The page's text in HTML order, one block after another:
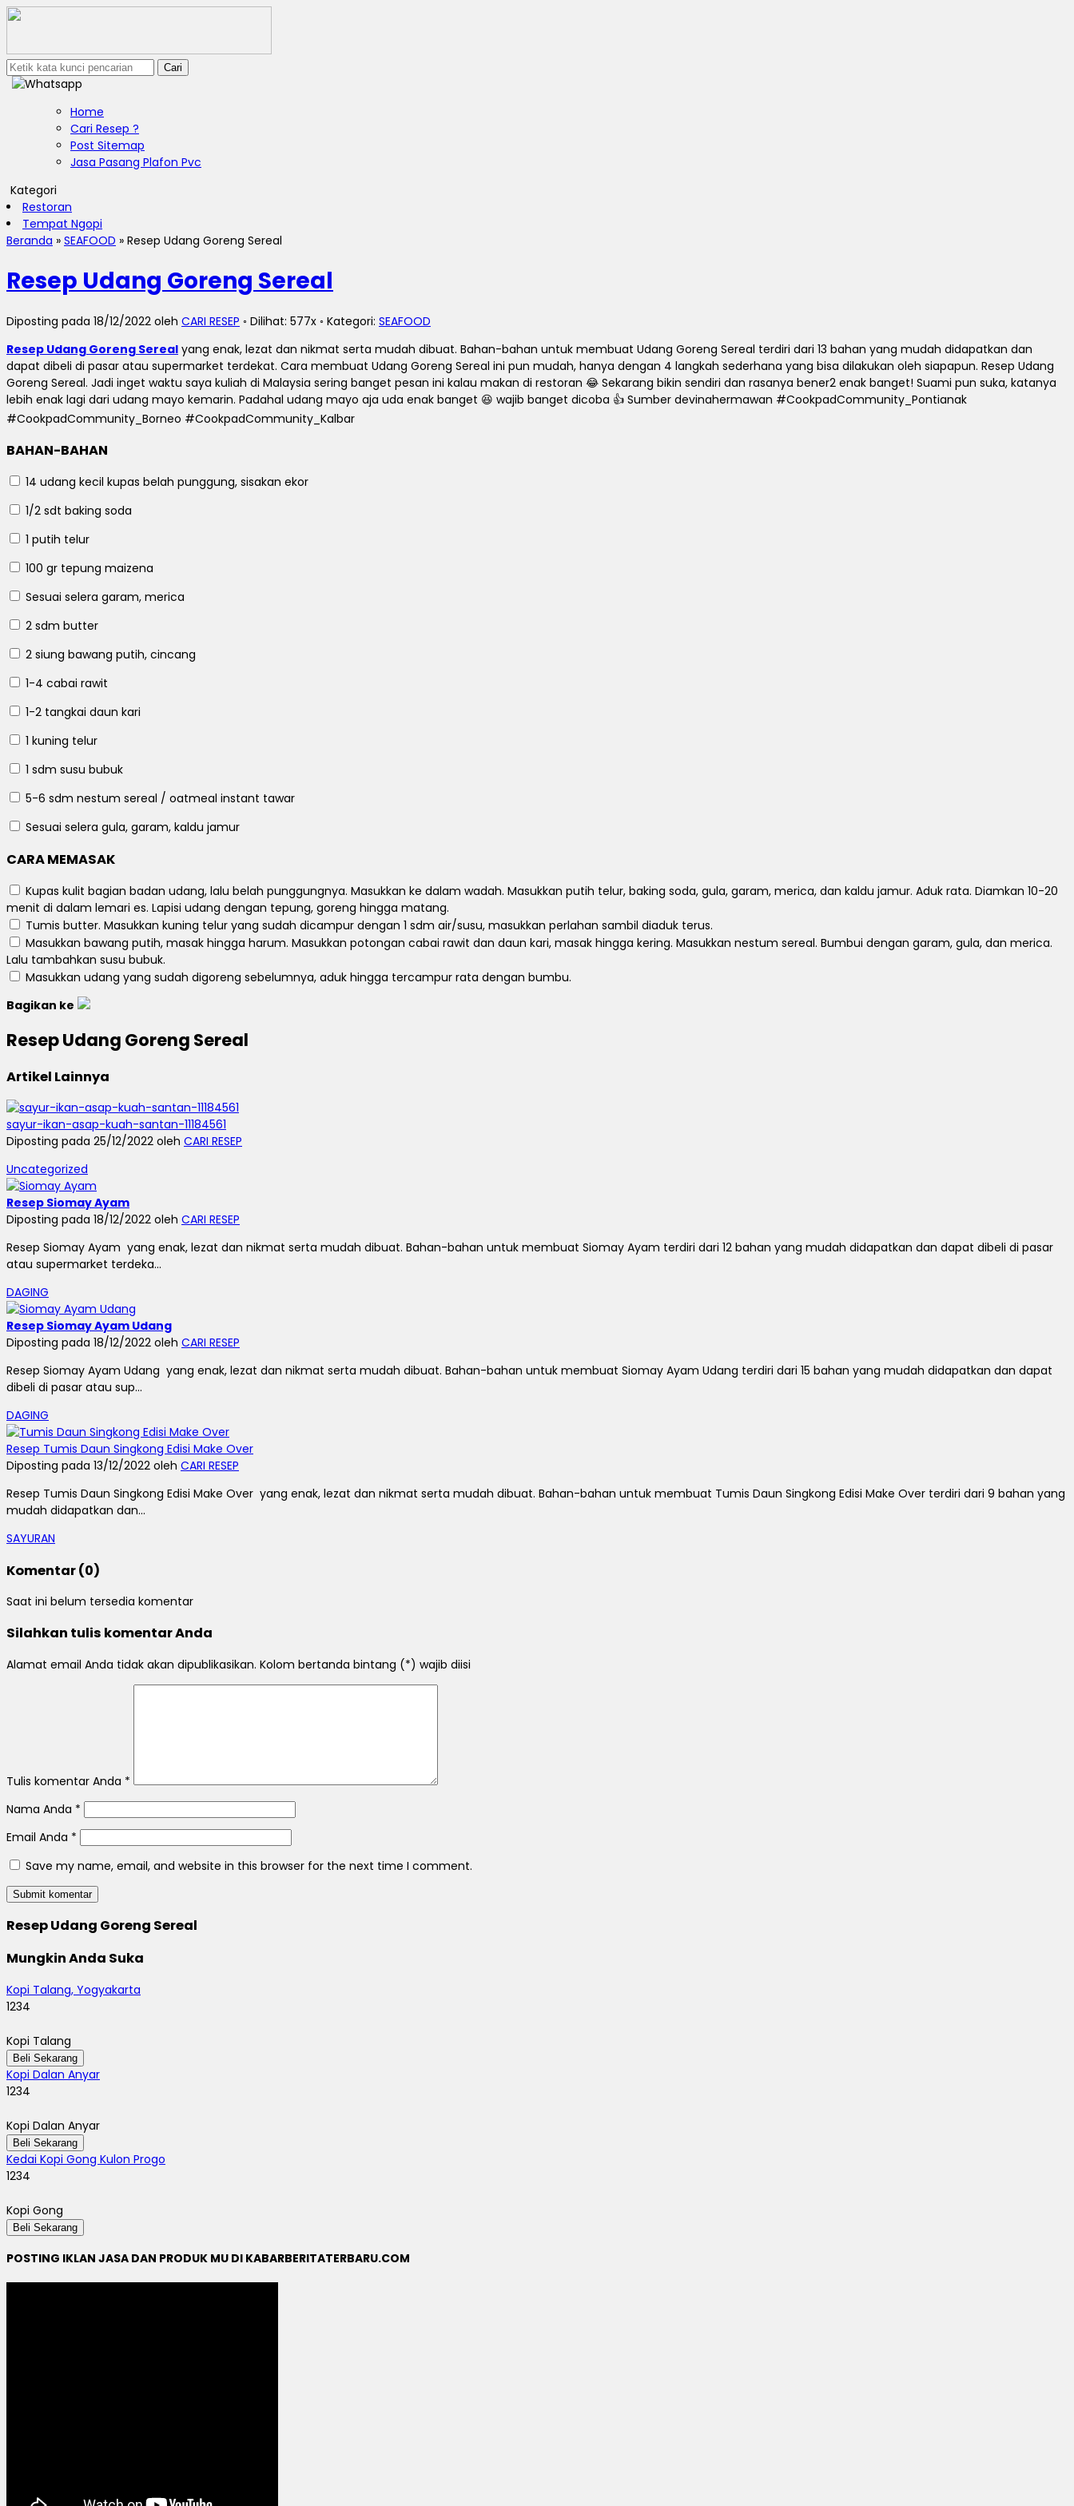
Cari
Home
Cari Resep ?
Post Sitemap
Jasa Pasang Plafon Pvc
Kategori
Restoran
Tempat Ngopi
Beranda » SEAFOOD » Resep Udang Goreng Sereal
Resep Udang Goreng Sereal
Diposting pada 18/12/2022 oleh CARI RESEP ◦ Dilihat: 577x ◦ Kategori: SEAFOOD
Resep Udang Goreng Sereal yang enak, lezat dan nikmat serta mudah dibuat. Bahan-bahan untuk membuat Udang Goreng Sereal terdiri dari 13 bahan yang mudah didapatkan dan
dapat dibeli di pasar atau supermarket terdekat. Cara membuat Udang Goreng Sereal ini pun mudah, hanya dengan 4 langkah sederhana yang bisa dilakukan oleh siapapun. Resep Udang
Goreng Sereal. Jadi inget waktu saya kuliah di Malaysia sering banget pesan ini kalau makan di restoran 😂 Sekarang bikin sendiri dan rasanya bener2 enak banget! Suami pun suka, katanya
lebih enak lagi dari udang mayo kemarin. Padahal udang mayo aja uda enak banget 😆 wajib banget dicoba 👍 Sumber devinahermawan #CookpadCommunity_Pontianak
#CookpadCommunity_Borneo #CookpadCommunity_Kalbar
BAHAN-BAHAN
14 udang kecil kupas belah punggung, sisakan ekor
1/2 sdt baking soda
1 putih telur
100 gr tepung maizena
Sesuai selera garam, merica
2 sdm butter
2 siung bawang putih, cincang
1-4 cabai rawit
1-2 tangkai daun kari
1 kuning telur
1 sdm susu bubuk
5-6 sdm nestum sereal / oatmeal instant tawar
Sesuai selera gula, garam, kaldu jamur
CARA MEMASAK
Kupas kulit bagian badan udang, lalu belah punggungnya. Masukkan ke dalam wadah. Masukkan putih telur, baking soda, gula, garam, merica, dan kaldu jamur. Aduk rata. Diamkan 10-20
menit di dalam lemari es. Lapisi udang dengan tepung, goreng hingga matang.
Tumis butter. Masukkan kuning telur yang sudah dicampur dengan 1 sdm air/susu, masukkan perlahan sambil diaduk terus.
Masukkan bawang putih, masak hingga harum. Masukkan potongan cabai rawit dan daun kari, masak hingga kering. Masukkan nestum sereal. Bumbui dengan garam, gula, dan merica.
Lalu tambahkan susu bubuk.
Masukkan udang yang sudah digoreng sebelumnya, aduk hingga tercampur rata dengan bumbu.
Bagikan ke
Resep Udang Goreng Sereal
Artikel Lainnya
sayur-ikan-asap-kuah-santan-11184561
Diposting pada 25/12/2022 oleh CARI RESEP
Uncategorized
Resep Siomay Ayam
Diposting pada 18/12/2022 oleh CARI RESEP
Resep Siomay Ayam yang enak, lezat dan nikmat serta mudah dibuat. Bahan-bahan untuk membuat Siomay Ayam terdiri dari 12 bahan yang mudah didapatkan dan dapat dibeli di pasar
atau supermarket terdeka...
DAGING
Resep Siomay Ayam Udang
Diposting pada 18/12/2022 oleh CARI RESEP
Resep Siomay Ayam Udang yang enak, lezat dan nikmat serta mudah dibuat. Bahan-bahan untuk membuat Siomay Ayam Udang terdiri dari 15 bahan yang mudah didapatkan dan dapat
dibeli di pasar atau sup...
DAGING
Resep Tumis Daun Singkong Edisi Make Over
Diposting pada 13/12/2022 oleh CARI RESEP
Resep Tumis Daun Singkong Edisi Make Over yang enak, lezat dan nikmat serta mudah dibuat. Bahan-bahan untuk membuat Tumis Daun Singkong Edisi Make Over terdiri dari 9 bahan yang
mudah didapatkan dan...
SAYURAN
Komentar (0)
Saat ini belum tersedia komentar
Silahkan tulis komentar Anda
Alamat email Anda tidak akan dipublikasikan. Kolom bertanda bintang (*) wajib diisi
Tulis komentar Anda *
Nama Anda *
Email Anda *
Save my name, email, and website in this browser for the next time I comment.
Resep Udang Goreng Sereal
Mungkin Anda Suka
Kopi Talang, Yogyakarta
1234
Kopi Talang
Beli Sekarang
Kopi Dalan Anyar
1234
Kopi Dalan Anyar
Beli Sekarang
Kedai Kopi Gong Kulon Progo
1234
Kopi Gong
Beli Sekarang
POSTING IKLAN JASA DAN PRODUK MU DI KABARBERITATERBARU.COM